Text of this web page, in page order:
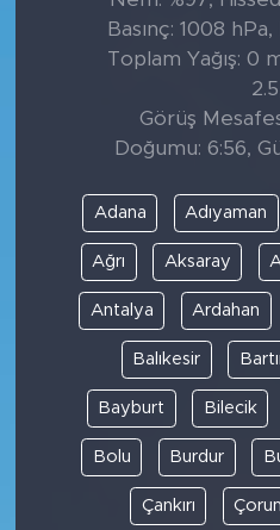
Basınç: 1008
Toplam Yağış: 0
Görüş
Doğumu: 6:56,
Adana Adıyaman
Ağrı Aksaray
Antalya Ardahan
Balıkesir
Bayburt Bilecik
Bolu Burdur
Çankırı